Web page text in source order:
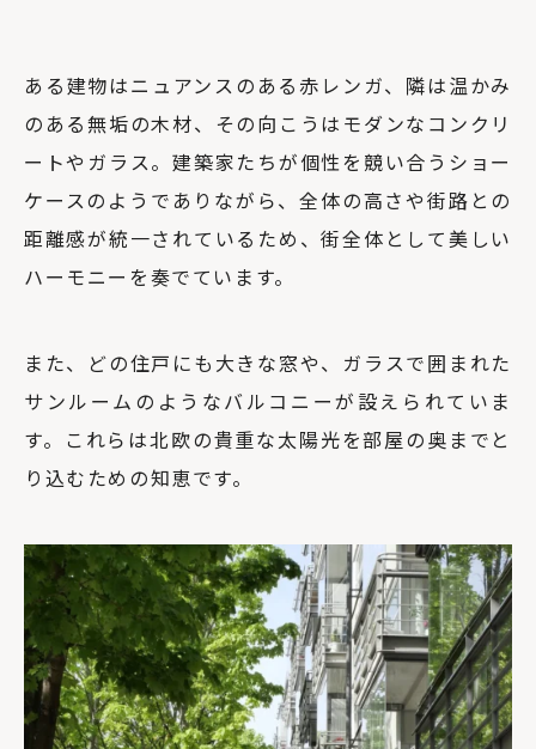
ある建物はニュアンスのある赤レンガ、隣は温かみ
のある無垢の木材、その向こうはモダンなコンクリ
ートやガラス。建築家たちが個性を競い合うショー
ケースのようでありながら、全体の高さや街路との
距離感が統一されているため、街全体として美しい
ハーモニーを奏でています。
また、どの住戸にも大きな窓や、ガラスで囲まれた
サンルームのようなバルコニーが設えられていま
す。これらは北欧の貴重な太陽光を部屋の奥までと
り込むための知恵です。